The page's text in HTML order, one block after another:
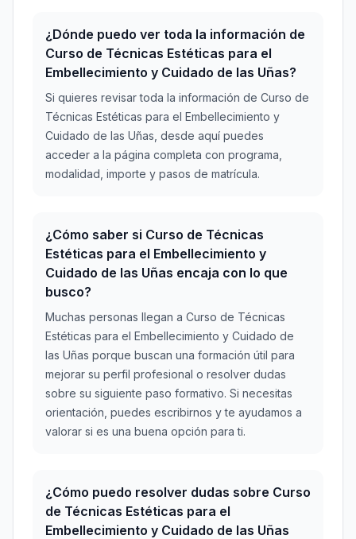
¿Dónde puedo ver toda la información de
Curso de Técnicas Estéticas para el
Embellecimiento y Cuidado de las Uñas?
Si quieres revisar toda la información de Curso de
Técnicas Estéticas para el Embellecimiento y
Cuidado de las Uñas, desde aquí puedes
acceder a la página completa con programa,
modalidad, importe y pasos de matrícula.
¿Cómo saber si Curso de Técnicas
Estéticas para el Embellecimiento y
Cuidado de las Uñas encaja con lo que
busco?
Muchas personas llegan a Curso de Técnicas
Estéticas para el Embellecimiento y Cuidado de
las Uñas porque buscan una formación útil para
mejorar su perfil profesional o resolver dudas
sobre su siguiente paso formativo. Si necesitas
orientación, puedes escribirnos y te ayudamos a
valorar si es una buena opción para ti.
¿Cómo puedo resolver dudas sobre Curso
de Técnicas Estéticas para el
Embellecimiento y Cuidado de las Uñas